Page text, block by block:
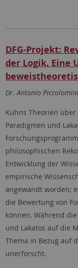
DFG-Projekt:
der Logik. Eine
Dr. Antonio
Kuhns Theorien
Paradigmen und
philosophischen
Entwicklung der
empirische
angewandt worden;
die Bewertung von
können. Während
und Lakatos auf die
Thema in Bezug auf
unerforscht.